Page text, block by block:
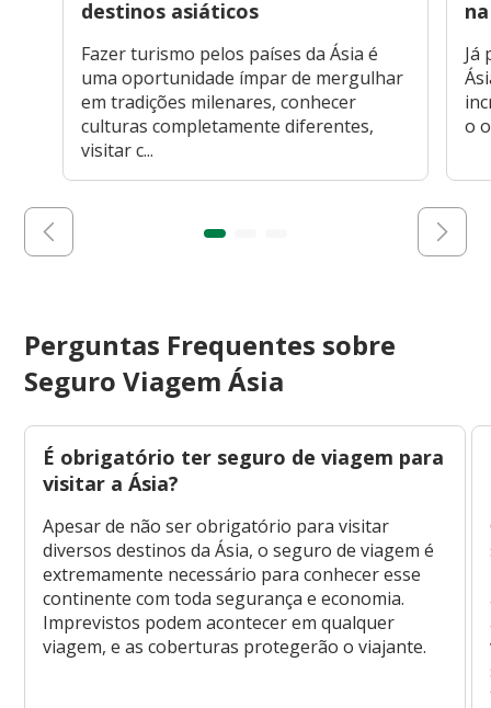
destinos asiáticos
Fazer turismo pelos países da Ásia é
uma oportunidade ímpar de mergulhar
em tradições milenares, conhecer
culturas completamente diferentes,
visitar c...
Já
o
Perguntas Frequentes sobre
Seguro Viagem Ásia
É obrigatório ter seguro de viagem para
visitar a Ásia?
Apesar de não ser obrigatório para visitar
diversos destinos da Ásia, o seguro de viagem é
extremamente necessário para conhecer esse
continente com toda segurança e economia.
Imprevistos podem acontecer em qualquer
viagem, e as coberturas protegerão o viajante.